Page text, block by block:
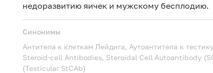
недоразвитию яичек и мужскому бесплодию.
Синонимы
Антитела к клеткам Лейдига, Аутоантитела к
Steroid-cell Antibodies, Steroidal Cell Autoantibody
(Testicular StCAb)